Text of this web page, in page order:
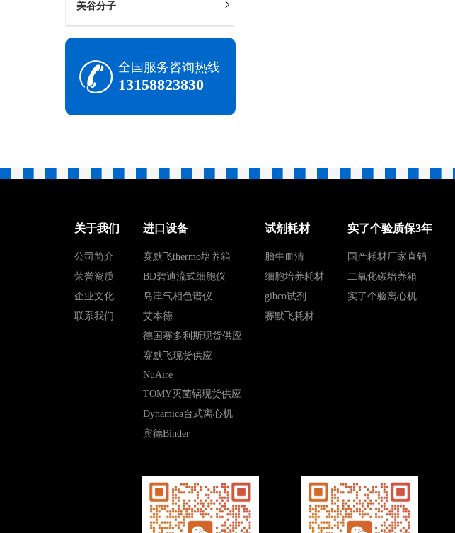
美谷分子
全国服务咨询热线
13158823830
关于我们
公司简介
荣誉资质
企业文化
联系我们
进口设备
赛默飞thermo培养箱
BD碧迪流式细胞仪
岛津气相色谱仪
艾本德
德国赛多利斯现货供应
赛默飞现货供应
NuAire
TOMY灭菌锅现货供应
Dynamica台式离心机
宾德Binder
试剂耗材
胎牛血清
细胞培养耗材
gibco试剂
赛默飞耗材
实了个验质保3年
国产耗材厂家直销
二氧化碳培养箱
实了个验离心机